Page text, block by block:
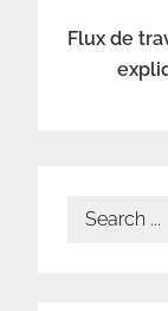
Flux de
Search